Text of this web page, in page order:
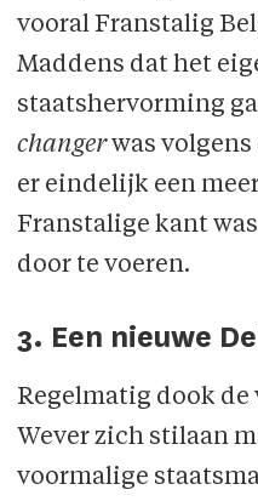
vooral Franstalig
Maddens dat het
staatshervorming
changerwas volgens
er eindelijk een
Franstalige kant
door te voeren.
3. Een nieuwe
Regelmatig dook de
Wever zich stilaan
voormalige